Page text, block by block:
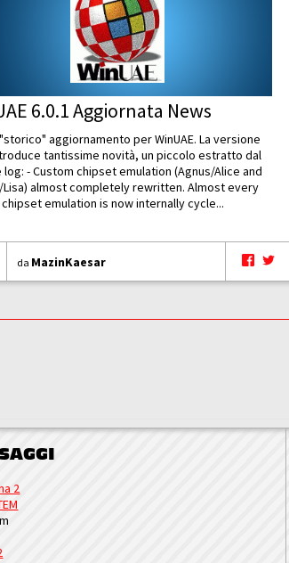
6.0.1 Aggiornata News
aggiornamento per WinUAE. La versione
tantissime novità, un piccolo estratto dal
log: - Custom chipset emulation (Agnus/Alice and
Lisa) almost completely rewritten. Almost every
emulation is now internally cycle...
da MazinKaesar
2